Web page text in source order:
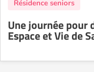
Une journée pour
Espace et Vie de